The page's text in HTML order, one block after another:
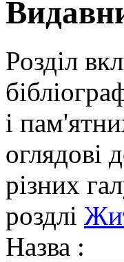
Розділ
і
оглядові
різних
роздлі
Назва :